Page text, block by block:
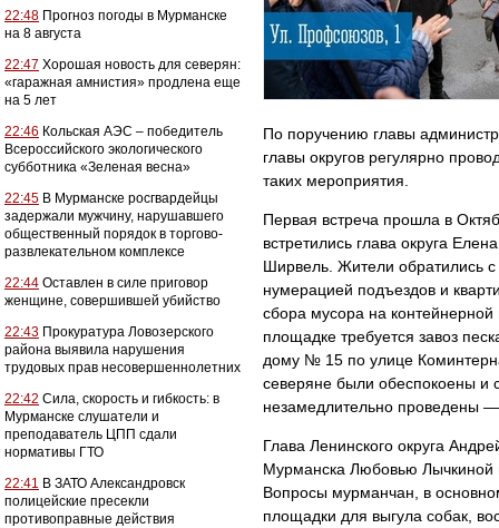
22:48 Прогноз погоды в Мурманске
на 8 августа
22:47 Хорошая новость для северян:
«гаражная амнистия» продлена еще
на 5 лет
22:46 Кольская АЭС – победитель
Всероссийского экологического
субботника «Зеленая весна»
22:45 В Мурманске росгвардейцы
задержали мужчину, нарушавшего
общественный порядок в торгово-
развлекательном комплексе
22:44 Оставлен в силе приговор
женщине, совершившей убийство
22:43 Прокуратура Ловозерского
района выявила нарушения
трудовых прав несовершеннолетних
22:42 Сила, скорость и гибкость: в
Мурманске слушатели и
преподаватель ЦПП сдали
нормативы ГТО
22:41 В ЗАТО Александровск
полицейские пресекли
противоправные действия
По поручению главы
главы округов регулярно
таких мероприятия.
Первая встреча прошла в
встретились глава округа
Ширвель. Жители обратились с
нумерацией подъездов и
сбора мусора на
площадке требуется завоз
дому № 15 по улице
северяне были обеспокоены и
незамедлительно проведены
Глава Ленинского округа
Мурманска Любовью
Вопросы мурманчан, в
площадки для выгула собак,